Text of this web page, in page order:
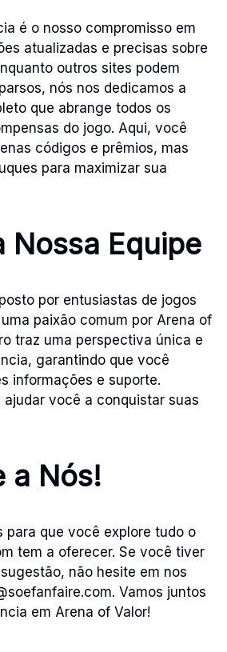
é o nosso compromisso em
atualizadas e precisas sobre
outros sites podem
nós nos dedicamos a
que abrange todos os
do jogo. Aqui, você
códigos e prêmios, mas
para maximizar sua
Nossa Equipe
por entusiastas de jogos
paixão comum por Arena of
traz uma perspectiva única e
garantindo que você
informações e suporte.
ajudar você a conquistar suas
a Nós!
para que você explore tudo o
tem a oferecer. Se você tiver
não hesite em nos
. Vamos juntos
em Arena of Valor!